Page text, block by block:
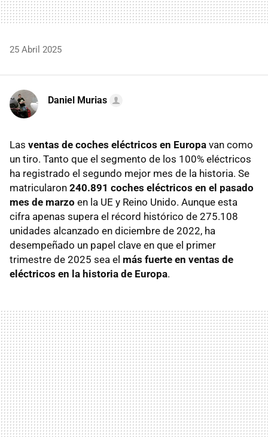
25 Abril 2025
Daniel Murias
Las ventas de coches eléctricos en Europa van como
un tiro. Tanto que el segmento de los 100% eléctricos
ha registrado el segundo mejor mes de la historia. Se
matricularon 240.891 coches eléctricos en el pasado
mes de marzo en la UE y Reino Unido. Aunque esta
cifra apenas supera el récord histórico de 275.108
unidades alcanzado en diciembre de 2022, ha
desempeñado un papel clave en que el primer
trimestre de 2025 sea el más fuerte en ventas de
eléctricos en la historia de Europa.